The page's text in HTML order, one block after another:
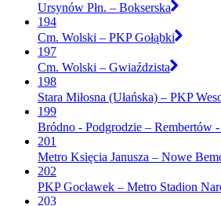
Ursynów Płn. – Bokserska
194
Cm. Wolski – PKP Gołąbki
197
Cm. Wolski – Gwiaździsta
198
Stara Miłosna (Ułańska) – PKP
199
Bródno - Podgrodzie – Rembertów
201
Metro Księcia Janusza – Nowe
202
PKP Gocławek – Metro Stadion
203